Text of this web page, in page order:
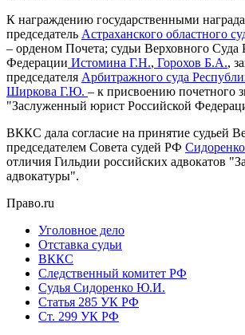
К награждению государственными
председатель Астраханского областного
– орденом Почета; судьи Верховного Суда
Федерации Истомина Г.Н., Горохов Б.А.,
председателя Арбитражного суда
Ширкова Г.Ю. – к присвоению почетного
"Заслуженный юрист Российской
ВККС дала согласие на принятие судьей
председателем Совета судей РФ
отличия Гильдии российских адвокатов
адвокатуры".
Право.ru
Уголовное дело
Отставка судьи
ВККС
Следственный комитет РФ
Судья Сидоренко Ю.И.
Статья 285 УК РФ
Ст. 299 УК РФ